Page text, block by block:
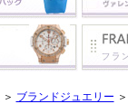
＞ ブランドジュエリー